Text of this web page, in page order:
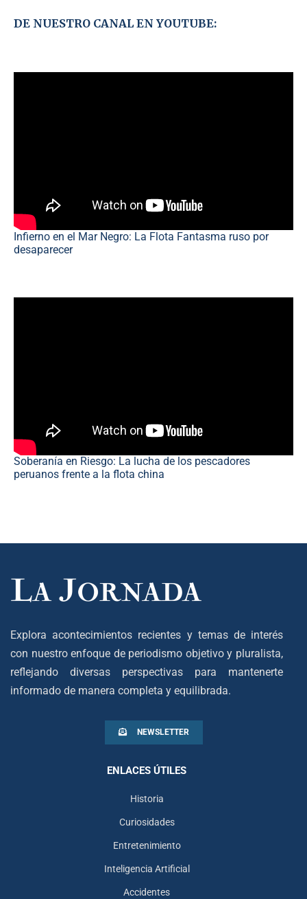
DE NUESTRO CANAL EN YOUTUBE:
Infierno en el Mar Negro: La Flota Fantasma ruso por
desaparecer
Soberanía en Riesgo: La lucha de los pescadores
peruanos frente a la flota china
Explora acontecimientos recientes y temas de interés
con nuestro enfoque de periodismo objetivo y pluralista,
reflejando diversas perspectivas para mantenerte
informado de manera completa y equilibrada.
NEWSLETTER
ENLACES ÚTILES
Historia
Curiosidades
Entretenimiento
Inteligencia Artificial
Accidentes